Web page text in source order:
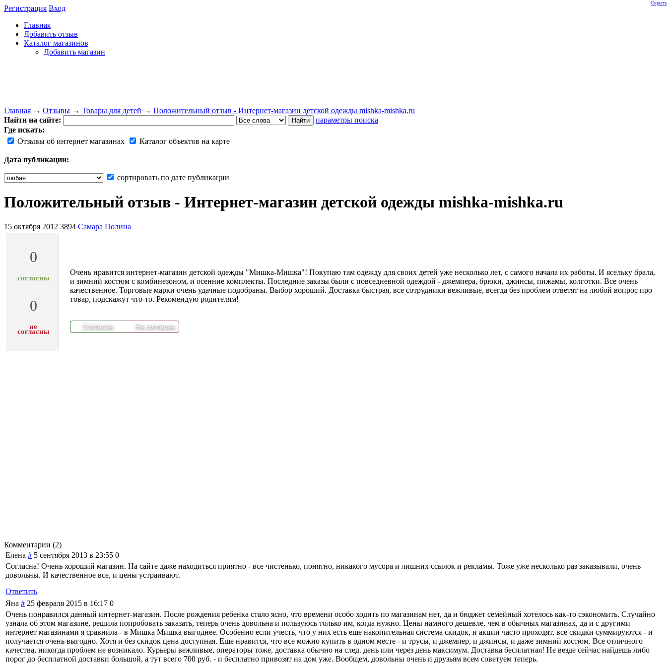
Регистрация Вход
Главная
Добавить отзыв
Каталог магазинов
Добавить магазин
Главная → Отзывы → Товары для детей → Положительный отзыв - Интернет-магазин детской одежды mishka-mishka.ru
Найти на сайте:
параметры поиска
Где искать:
Отзывы об интернет магазинах
Каталог объектов на карте
Дата публикации:
сортировать по дате публикации
Скрыть
Положительный отзыв - Интернет-магазин детской одежды mishka-mishka.ru
15 октября 2012 3894 Самара Полина
0
согласны
0
не
согласны
Очень нравится интернет-магазин детской одежды "Мишка-Мишка"! Покупаю там одежду для своих детей уже несколько лет, с самого начала их работы. И ясельку брала,
и зимний костюм с комбинезоном, и осенние комплекты. Последние заказы были с повседневной одеждой - джемпера, брюки, джинсы, пижамы, колготки. Все очень
качественное. Торговые марки очень удачные подобраны. Выбор хороший. Доставка быстрая, все сотрудники вежливые, всегда без проблем ответят на любой вопрос про
товар, подскажут что-то. Рекомендую родителям!
Комментарии (2)
Елена # 5 сентября 2013 в 23:55 0
Согласна! Очень хороший магазин. На сайте даже находиться приятно - все чистенько, понятно, никакого мусора и лишних ссылок и рекламы. Тоже уже несколько раз заказывали, очень
довольны. И качественное все, и цены устраивают.
Ответить
Яна # 25 февраля 2015 в 16:17 0
Очень понравился данный интернет-магазин. После рождения ребенка стало ясно, что времени особо ходить по магазинам нет, да и бюджет семейный хотелось как-то сэкономить. Случайно
узнала об этом магазине, решила попробовать заказать, теперь очень довольна и пользуюсь только им, когда нужно. Цены намного дешевле, чем в обычных магазинах, да и с другими
интернет магазинами я сравнила - в Мишка Мишка выгоднее. Особенно если учесть, что у них есть еще накопительная система скидок, и акции часто проходят, все скидки суммируются - и
получается очень выгодно. Хотя и без скидок цена доступная. Еще нравится, что все можно купить в одном месте - и трусы, и джемпер, и джинсы, и даже зимний костюм. Все отличного
качества, никогда проблем не возникало. Курьеры вежливые, операторы тоже, доставка обычно на след. день или через день максимум. Доставка бесплатная! Не везде сейчас найдешь либо
порог до бесплатной доставки большой, а тут всего 700 руб. - и бесплатно привозят на дом уже. Вообщем, довольны очень и друзьям всем советуем теперь.